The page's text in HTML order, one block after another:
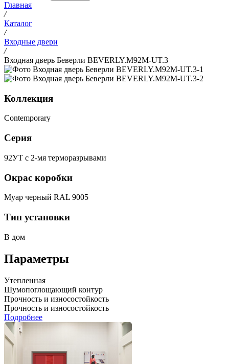
Главная
/
Каталог
/
Входные двери
/
Входная дверь Беверли BEVERLY.M92M-UT.3
Коллекция
Contemporary
Серия
92УТ с 2-мя терморазрывами
Окрас коробки
Муар черный RAL 9005
Тип установки
В дом
Параметры
Утепленная
Шумопоглощающий контур
Прочность и износостойкость
Прочность и износостойкость
Подробнее